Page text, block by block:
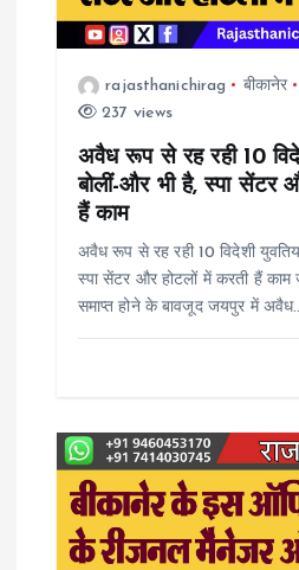
t
rajasthanichirag बीकानेर
237 views
अवैध रूप से रह रही 10
बोलीं-और भी है, स्पा सेंटर
हैं काम
अवैध रूप से रह रही 10 विदेशी
स्पा सेंटर और होटलों में करती हैं काम
समाप्त होने के बावजूद जयपुर में